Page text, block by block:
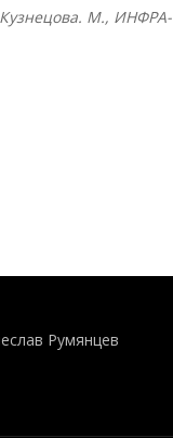
Кузнецова. М., ИНФРА-
Румянцев